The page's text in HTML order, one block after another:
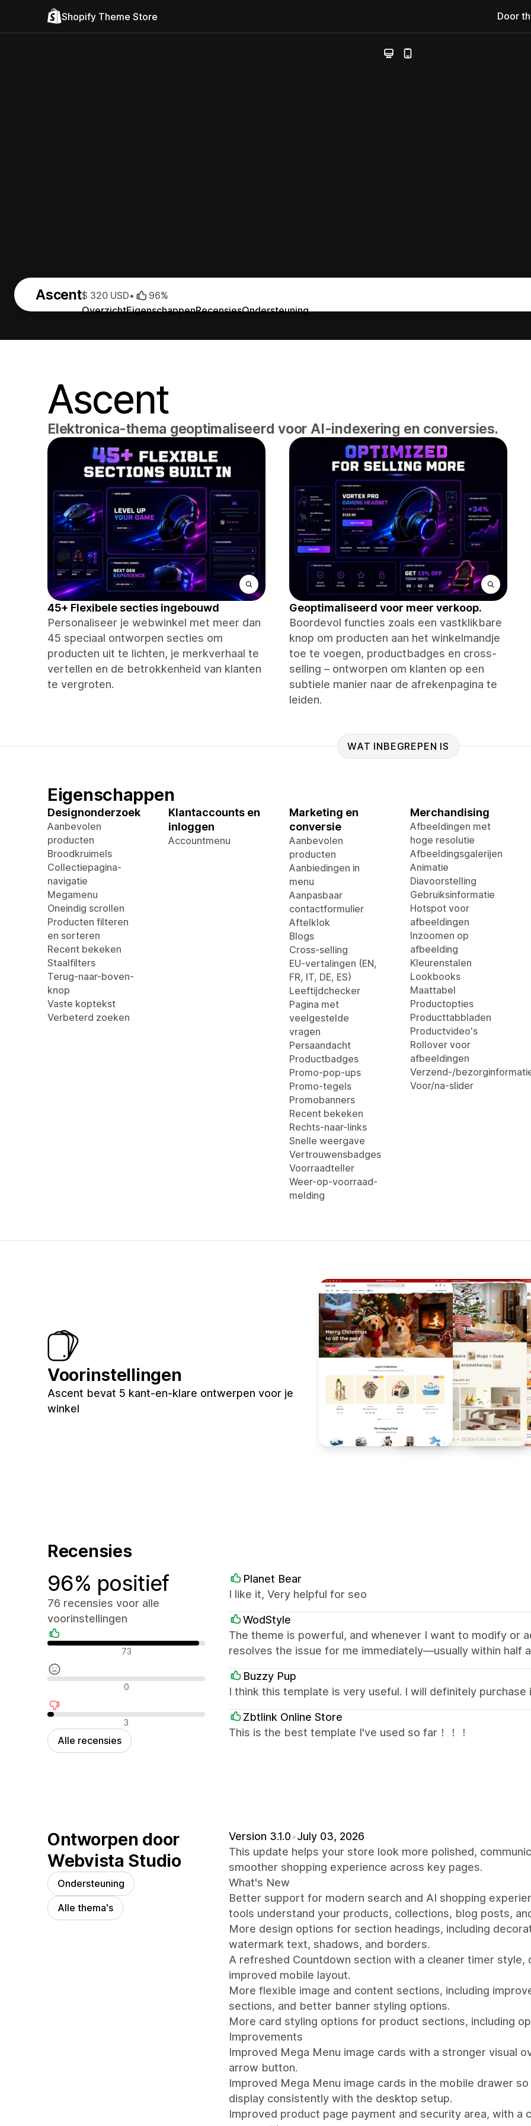
Shopify Theme Store Door
Ascent
OverzichtEigenschappenRecensiesOndersteuning
$ 320 USD• 96%
Ascent
Elektronica-thema geoptimaliseerd voor AI-indexering en conversies.
45+ Flexibele secties ingebouwd
Personaliseer je webwinkel met meer dan
45 speciaal ontworpen secties om
producten uit te lichten, je merkverhaal te
vertellen en de betrokkenheid van klanten
te vergroten.
Geoptimaliseerd voor meer verkoop.
Boordevol functies zoals een vastklikbare
knop om producten aan het winkelmandje
toe te voegen, productbadges en cross-
selling – ontworpen om klanten op een
subtiele manier naar de afrekenpagina te
leiden.
WAT INBEGREPEN IS
Eigenschappen
Designonderzoek
Aanbevolen
producten
Broodkruimels
Collectiepagina-
navigatie
Megamenu
Oneindig scrollen
Producten filteren
en sorteren
Recent bekeken
Staalfilters
Terug-naar-boven-
knop
Vaste koptekst
Verbeterd zoeken
Klantaccounts en
inloggen
Accountmenu
Marketing en
conversie
Aanbevolen
producten
Aanbiedingen in
menu
Aanpasbaar
contactformulier
Aftelklok
Blogs
Cross-selling
EU-vertalingen (EN,
FR, IT, DE, ES)
Leeftijdchecker
Pagina met
veelgestelde
vragen
Persaandacht
Productbadges
Promo-pop-ups
Promo-tegels
Promobanners
Recent bekeken
Rechts-naar-links
Snelle weergave
Vertrouwensbadges
Voorraadteller
Weer-op-voorraad-
melding
Merchandising
Afbeeldingen met
hoge resolutie
Afbeeldingsgalerijen
Animatie
Diavoorstelling
Gebruiksinformatie
Hotspot voor
afbeeldingen
Inzoomen op
afbeelding
Kleurenstalen
Lookbooks
Maattabel
Productopties
Producttabbladen
Productvideo's
Rollover voor
afbeeldingen
Verzend-/
Voor/na-slider
Voorinstellingen
Ascent bevat 5 kant-en-klare ontwerpen voor je
winkel
Recensies
96% positief
76 recensies voor alle
voorinstellingen
Positieve recensies
73
Neutrale recensies0
Negatieve recensies
3
Alle recensies
Planet Bear
I like it, Very helpful for seo
WodStyle
The theme is powerful, and whenever I want to modify or
resolves the issue for me immediately—usually within half
Buzzy Pup
I think this template is very useful. I will definitely purchase
Zbtlink Online Store
This is the best template I've used so far！！！
Ontworpen door
Webvista Studio
Ondersteuning
Alle thema's
Version 3.1.0•July 03, 2026
This update helps your store look more polished,
smoother shopping experience across key pages.
What's New
Better support for modern search and AI shopping
tools understand your products, collections, blog posts,
More design options for section headings, including
watermark text, shadows, and borders.
A refreshed Countdown section with a cleaner timer style,
improved mobile layout.
More flexible image and content sections, including
sections, and better banner styling options.
More card styling options for product sections, including
Improvements
Improved Mega Menu image cards with a stronger visual
arrow button.
Improved Mega Menu image cards in the mobile drawer
display consistently with the desktop setup.
Improved product page payment and security area, with a